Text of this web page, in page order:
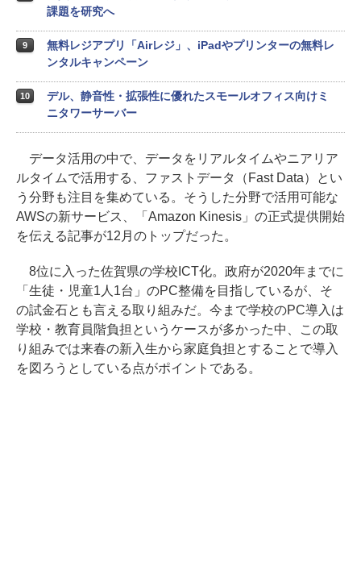
課題を研究へ
9
無料レジアプリ「Airレジ」、iPadやプリンターの無料レ
ンタルキャンペーン
10
デル、静音性・拡張性に優れたスモールオフィス向けミ
ニタワーサーバー
データ活用の中で、データをリアルタイムやニアリア
ルタイムで活用する、ファストデータ（Fast Data）とい
う分野も注目を集めている。そうした分野で活用可能な
AWSの新サービス、「Amazon Kinesis」の正式提供開始
を伝える記事が12月のトップだった。
8位に入った佐賀県の学校ICT化。政府が2020年までに
「生徒・児童1人1台」のPC整備を目指しているが、そ
の試金石とも言える取り組みだ。今まで学校のPC導入は
学校・教育員階負担というケースが多かった中、この取
り組みでは来春の新入生から家庭負担とすることで導入
を図ろうとしている点がポイントである。